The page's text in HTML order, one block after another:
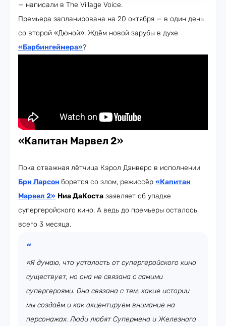
— написали в The Village Voice.
Премьера запланирована на 20 октября — в один день
со второй «Дюной». Ждём новой зарубы в духе
«Барбингеймера»?
«Капитан Марвел 2»
Пока отважная лётчица Кэрол Дэнверс в исполнении
Бри Ларсон борется со злом, режиссёр «Капитан
Марвел 2» Ниа ДаКоста заявляет об упадке
супергеройского кино. А ведь до премьеры осталось
всего 3 месяца.
«Я думаю, что усталость от супергеройского кино
существует, но она не связана с самими
супергероями. Она связана с тем, какие истории
мы создаём и как акцентируем внимание на
персонажах. Люди любят Супермена и Железного